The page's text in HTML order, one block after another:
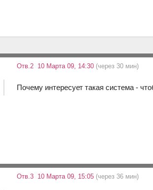
Отв.2 10 Марта 09, 14:30 (через 30 мин)
Почему интересует такая система -
Отв.3 10 Марта 09, 15:05 (через 36 мин)